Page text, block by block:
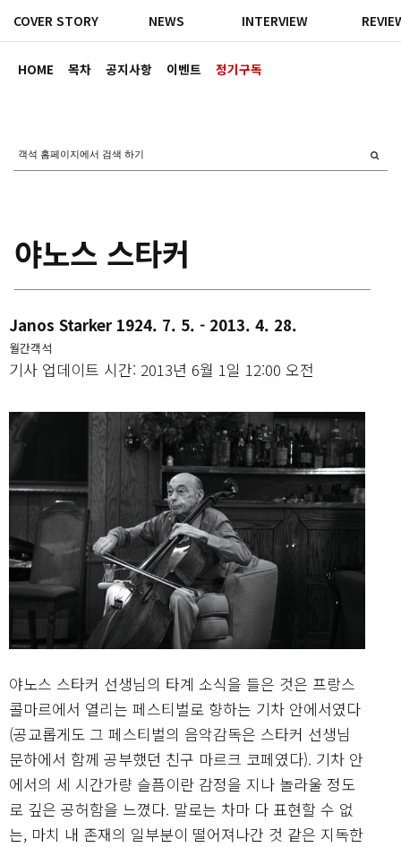
HOME 목차 공지사항 이벤트 정기구독
COVER STORY NEWS INTERVIEW
야노스 스타커
Janos Starker 1924. 7. 5. - 2013. 4. 28.
월간객석
기사 업데이트 시간: 2013년 6월 1일 12:00 오전
야노스 스타커 선생님의 타계 소식을 들은 것은 프랑스
콜마르에서 열리는 페스티벌로 향하는 기차 안에서였다
(공교롭게도 그 페스티벌의 음악감독은 스타커 선생님
문하에서 함께 공부했던 친구 마르크 코페였다). 기차 안
에서의 세 시간가량 슬픔이란 감정을 지나 놀라울 정도
로 깊은 공허함을 느꼈다. 말로는 차마 다 표현할 수 없
는, 마치 내 존재의 일부분이 떨어져나간 것 같은 지독한